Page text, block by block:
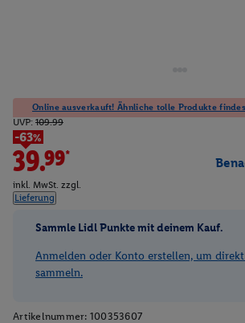
Online ausverkauft! Ähnliche tolle Produkte
UVP: 109.99
-63%
39.99*
inkl. MwSt. zzgl.
Lieferung
Sammle Lidl Punkte mit deinem Kauf.
Anmelden oder Konto erstellen, um
sammeln.
Artikelnummer: 100353607